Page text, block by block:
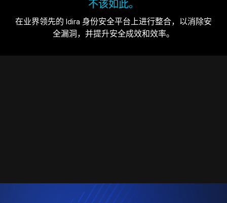
不该如此。
在业界领先的 Idira 身份安全平台上进行整合，以消除安
全漏洞，并提升安全成效和效率。